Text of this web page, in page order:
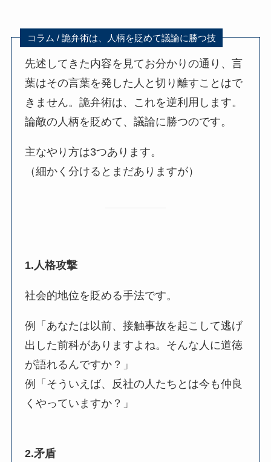
コラム / 詭弁術は、人柄を貶めて議論に勝つ技
先述してきた内容を見てお分かりの通り、言
葉はその言葉を発した人と切り離すことはで
きません。詭弁術は、これを逆利用します。
論敵の人柄を貶めて、議論に勝つのです。
主なやり方は3つあります。
（細かく分けるとまだありますが）
1.人格攻撃
社会的地位を貶める手法です。
例「あなたは以前、接触事故を起こして逃げ
出した前科がありますよね。そんな人に道徳
が語れるんですか？」
例「そういえば、反社の人たちとは今も仲良
くやっていますか？」
2.矛盾